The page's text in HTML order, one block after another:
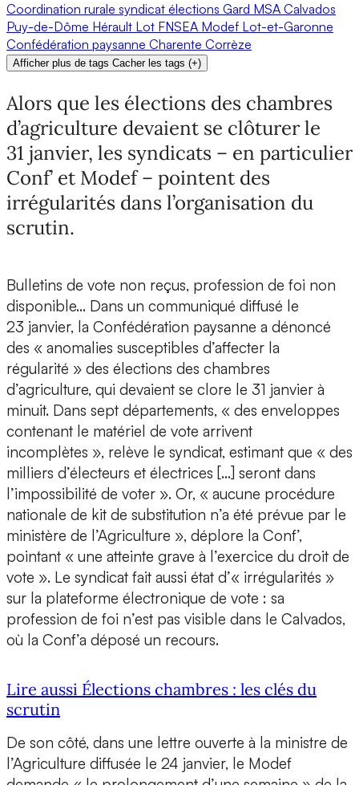
Coordination rurale syndicat élections Gard MSA Calvados
Puy-de-Dôme Hérault Lot FNSEA Modef Lot-et-Garonne
Confédération paysanne Charente Corrèze
Afficher plus de tags Cacher les tags (+)
Alors que les élections des chambres
d’agriculture devaient se clôturer le
31 janvier, les syndicats – en particulier
Conf’ et Modef – pointent des
irrégularités dans l’organisation du
scrutin.
Bulletins de vote non reçus, profession de foi non
disponible… Dans un communiqué diffusé le
23 janvier, la Confédération paysanne a dénoncé
des « anomalies susceptibles d’affecter la
régularité » des élections des chambres
d’agriculture, qui devaient se clore le 31 janvier à
minuit. Dans sept départements, « des enveloppes
contenant le matériel de vote arrivent
incomplètes », relève le syndicat, estimant que « des
milliers d’électeurs et électrices […] seront dans
l’impossibilité de voter ». Or, « aucune procédure
nationale de kit de substitution n’a été prévue par le
ministère de l’Agriculture », déplore la Conf’,
pointant « une atteinte grave à l’exercice du droit de
vote ». Le syndicat fait aussi état d’« irrégularités »
sur la plateforme électronique de vote : sa
profession de foi n’est pas visible dans le Calvados,
où la Conf’a déposé un recours.
Lire aussi Élections chambres : les clés du
scrutin
De son côté, dans une lettre ouverte à la ministre de
l’Agriculture diffusée le 24 janvier, le Modef